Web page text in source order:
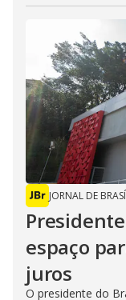
JORNAL DE
espaço
juros
O presidente do